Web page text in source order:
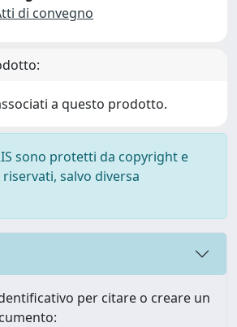
di convegno
a questo prodotto.
sono protetti da copyright e
salvo diversa
per citare o creare un